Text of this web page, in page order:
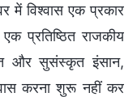
में विश्वास एक प्रकार
प्रतिष्ठित राजकीय
और सुसंस्कृत इंसान,
करना शुरू नहीं कर